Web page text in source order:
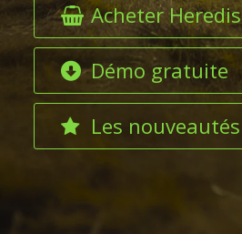
Acheter Heredis
Démo gratuite
Les nouveautés